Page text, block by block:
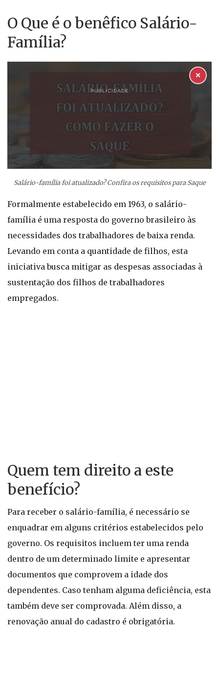
O Que é o benêfico Salário-
Família?
PUBLICIDADE
✕
Salário-família foi atualizado? Confira os requisitos para Saque
Formalmente estabelecido em 1963, o salário-
família é uma resposta do governo brasileiro às
necessidades dos trabalhadores de baixa renda.
Levando em conta a quantidade de filhos, esta
iniciativa busca mitigar as despesas associadas à
sustentação dos filhos de trabalhadores
empregados.
Quem tem direito a este
benefício?
Para receber o salário-família, é necessário se
enquadrar em alguns critérios estabelecidos pelo
governo. Os requisitos incluem ter uma renda
dentro de um determinado limite e apresentar
documentos que comprovem a idade dos
dependentes. Caso tenham alguma deficiência, esta
também deve ser comprovada. Além disso, a
renovação anual do cadastro é obrigatória.